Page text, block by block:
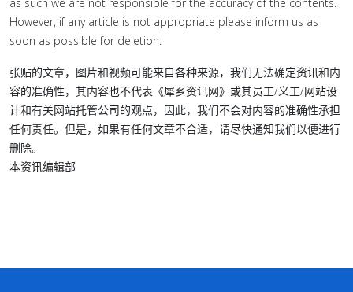
However, if any article is not appropriate please inform us as
soon as possible for deletion.
张贴的文章，图片和视频可能来自各种来源，我们无法确定资讯和内
容的准确性，其内容也不代表《犀乡资讯网》或其员工/义工/网站设
计和有关网站托管公司的观点，因此，我们不会对内容的准确性承担
任何责任。但是，如果有任何文章不合适，请尽快通知我们以便进行
删除。
本资讯编辑部